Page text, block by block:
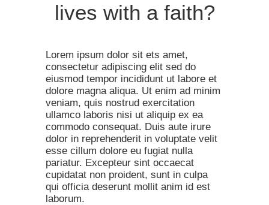
lives with a faith?
Lorem ipsum dolor sit ets amet,
consectetur adipiscing elit sed do
eiusmod tempor incididunt ut labore et
dolore magna aliqua. Ut enim ad minim
veniam, quis nostrud exercitation
ullamco laboris nisi ut aliquip ex ea
commodo consequat. Duis aute irure
dolor in reprehenderit in voluptate velit
esse cillum dolore eu fugiat nulla
pariatur. Excepteur sint occaecat
cupidatat non proident, sunt in culpa
qui officia deserunt mollit anim id est
laborum.